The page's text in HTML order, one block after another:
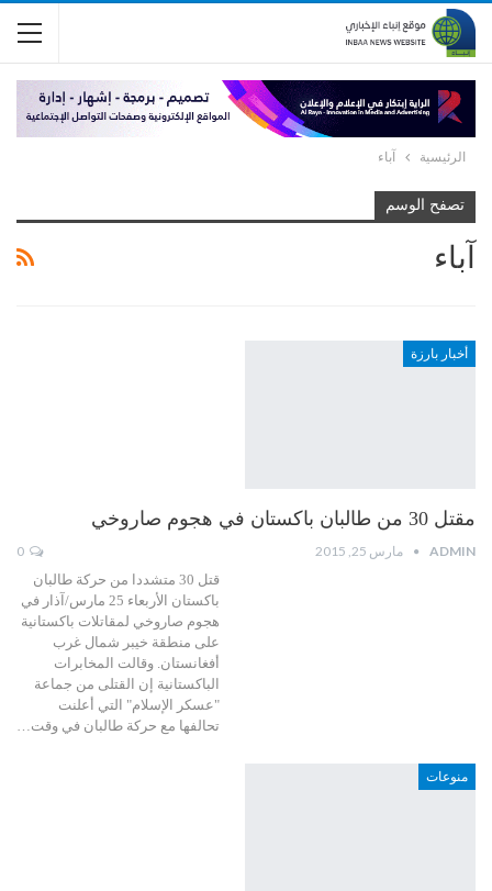
الرئيسية آباء
تصفح الوسم
آباء
أخبار بارزة
مقتل 30 من طالبان باكستان في هجوم صاروخي
ADMIN مارس 25, 2015
قتل 30 متشددا من حركة طالبان
باكستان الأربعاء 25 مارس/آذار في
هجوم صاروخي لمقاتلات باكستانية
على منطقة خيبر شمال غرب
أفغانستان. وقالت المخابرات
الباكستانية إن القتلى من جماعة
"عسكر الإسلام" التي أعلنت
تحالفها مع حركة طالبان في وقت…
منوعات